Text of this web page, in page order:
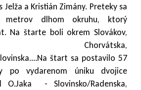
a Kristián Zimány. Preteky sa
dlhom okruhu, ktorý
Na štarte boli okrem Slovákov,
Chorvátska,
štart sa postavilo 57
po vydarenom úniku dvojice
O.Jaka - Slovinsko/Radenska,